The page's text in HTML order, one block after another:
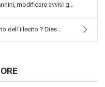
modificare avvisi g...
dell´illecito ? Dies...